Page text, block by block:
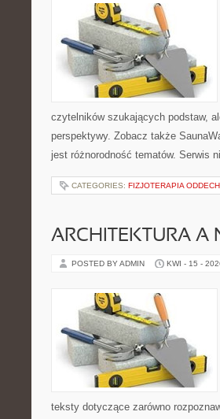
czytelników szukających podstaw,
perspektywy. Zobacz także
jest różnorodność tematów. Serwis
CATEGORIES: FIZJOTERAPIA
ARCHITEKTURA A
POSTED BY ADMIN KWI - 15 -
teksty dotyczące zarówno